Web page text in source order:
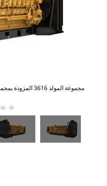
مجموعة المولد 3616 المزودة بمجموعة قابلة للترقية (الجانب الخلفي الأيمن)